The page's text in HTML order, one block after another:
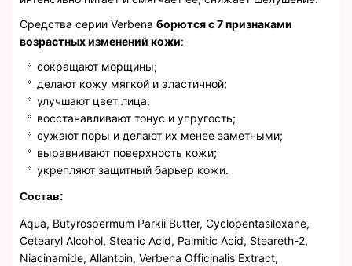
Средства серии Verbena борются с 7 признаками
возрастных изменений кожи:
сокращают морщины;
делают кожу мягкой и эластичной;
улучшают цвет лица;
восстанавливают тонус и упругость;
сужают поры и делают их менее заметными;
выравнивают поверхность кожи;
укрепляют защитный барьер кожи.
Состав:
Aqua, Butyrospermum Parkii Butter, Cyclopentasiloxane,
Cetearyl Alcohol, Stearic Acid, Palmitic Acid, Steareth-2,
Niacinamide, Allantoin, Verbena Officinalis Extract,